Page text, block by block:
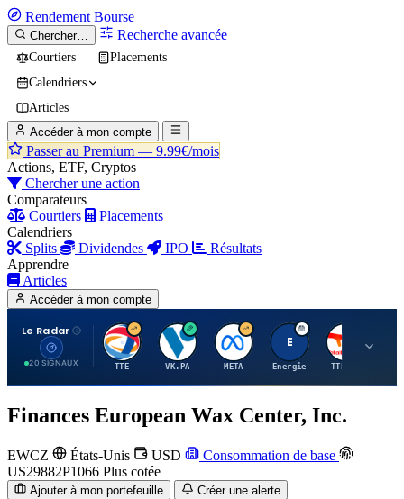
Rendement Bourse
Chercher… Recherche avancée
Courtiers
Placements
Calendriers
Articles
Accéder à mon compte
Passer au Premium — 9.99€/mois
Actions, ETF, Cryptos
Chercher une action
Comparateurs
Courtiers
Placements
Calendriers
Splits
Dividendes IPO
Résultats
Apprendre
Articles
Accéder à mon compte
Le Radar
20 SIGNAUX
T
TTE
V
VK.PA
M
META
E
Energie
T
TTE.PA
Finances European Wax Center, Inc.
EWCZ États-Unis USD
Consommation de base
US29882P1066 Plus cotée
Ajouter à mon portefeuille Créer une alerte